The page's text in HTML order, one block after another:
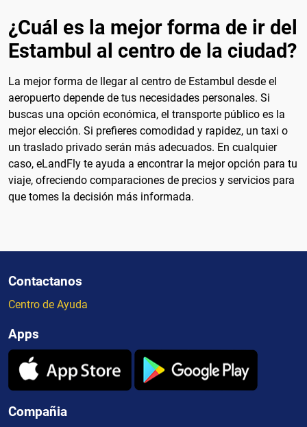
¿Cuál es la mejor forma de ir del
Estambul al centro de la ciudad?
La mejor forma de llegar al centro de Estambul desde el
aeropuerto depende de tus necesidades personales. Si
buscas una opción económica, el transporte público es la
mejor elección. Si prefieres comodidad y rapidez, un taxi o
un traslado privado serán más adecuados. En cualquier
caso, eLandFly te ayuda a encontrar la mejor opción para tu
viaje, ofreciendo comparaciones de precios y servicios para
que tomes la decisión más informada.
Contactanos
Centro de Ayuda
Apps
Compañia